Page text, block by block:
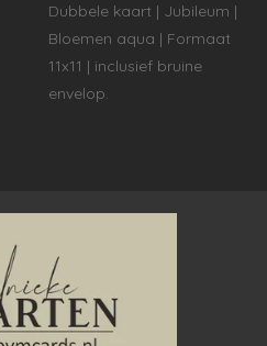
Dubbele kaart | Jubileum |
Bloemen aqua | Formaat
11x11 | inclusief bruine
envelop.